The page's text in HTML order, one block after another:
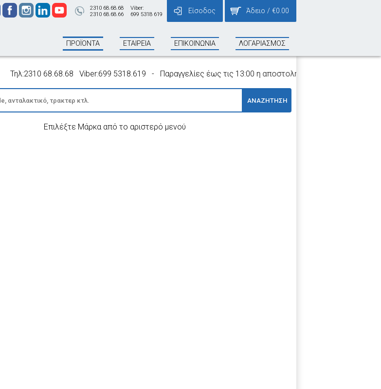
2310 68.68.68
2310 68.68.66
Viber:
699 5318 619
Είσοδος Άδειο / €0.00
ΠΡΟΪΟΝΤΑ ΕΤΑΙΡΕΙΑ ΕΠΙΚΟΙΝΩΝΙΑ ΛΟΓΑΡΙΑΣΜΟΣ
Τηλ:2310 68.68.68 Viber:699 5318.619 - Παραγγελίες έως τις 13:00 η αποστολή τους γίνεται την ίδια
ΑΝΑΖΗΤΗΣΗ
Επιλέξτε Μάρκα από το αριστερό μενού